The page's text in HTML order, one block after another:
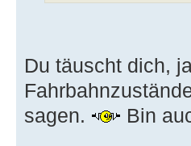
Du täuscht dich,
sagen.
Bin